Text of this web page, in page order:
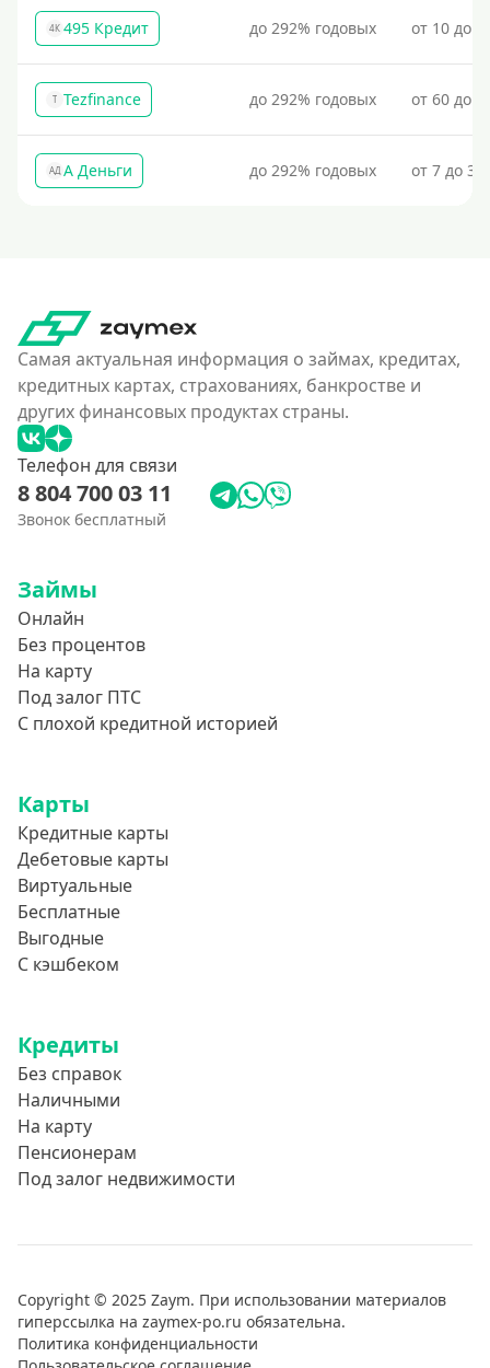
4К 495 Кредит до 292% годовых от 10 до
T Tezfinance до 292% годовых от 60 до
АД А Деньги до 292% годовых от 7 до
Самая актуальная информация о займах, кредитах,
кредитных картах, страхованиях, банкростве и
других финансовых продуктах страны.
Телефон для связи
8 804 700 03 11
Звонок бесплатный
Займы
Онлайн
Без процентов
На карту
Под залог ПТС
С плохой кредитной историей
Карты
Кредитные карты
Дебетовые карты
Виртуальные
Бесплатные
Выгодные
С кэшбеком
Кредиты
Без справок
Наличными
На карту
Пенсионерам
Под залог недвижимости
Copyright © 2025 Zaym. При использовании материалов
гиперссылка на zaymex-po.ru обязательна.
Политика конфиденциальности